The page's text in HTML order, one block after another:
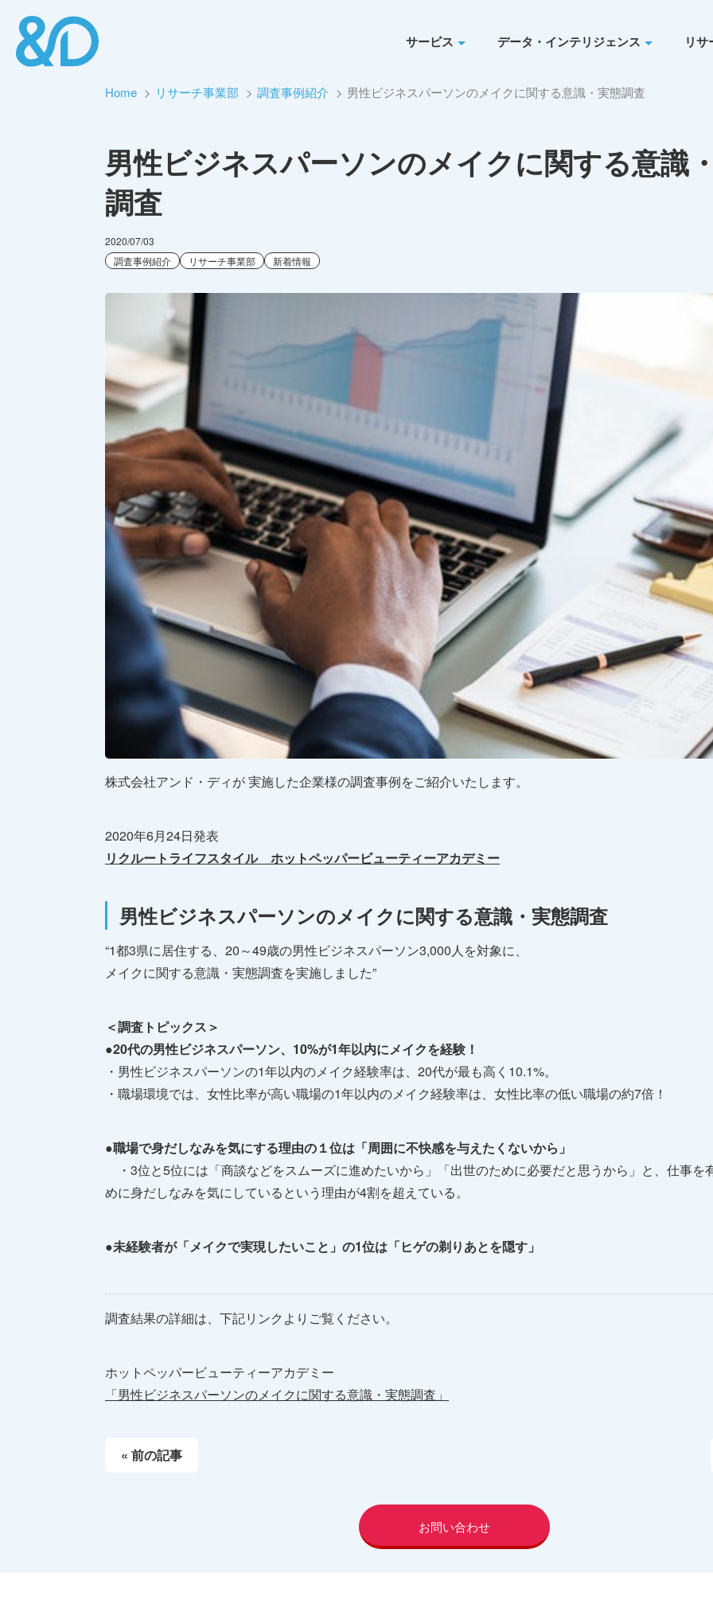
サービス データ・インテリジェンス リサ
Home リサーチ事業部 調査事例紹介 男性ビジネスパーソンのメイクに関する意識・実態調査
男性ビジネスパーソンのメイクに関する意識
調査
2020/07/03
調査事例紹介
リサーチ事業部 新着情報
株式会社アンド・ディが 実施した企業様の調査事例をご紹介いたします。
2020年6月24日発表
リクルートライフスタイル ホットペッパービューティーアカデミー
男性ビジネスパーソンのメイクに関する意識・実態調査
“1都3県に居住する、20～49歳の男性ビジネスパーソン3,000人を対象に、
メイクに関する意識・実態調査を実施しました”
＜調査トピックス＞
●20代の男性ビジネスパーソン、10%が1年以内にメイクを経験！
・男性ビジネスパーソンの1年以内のメイク経験率は、20代が最も高く10.1%。
・職場環境では、女性比率が高い職場の1年以内のメイク経験率は、女性比率の低い職場の約7倍！
●職場で身だしなみを気にする理由の１位は「周囲に不快感を与えたくないから」
・3位と5位には「商談などをスムーズに進めたいから」「出世のために必要だと思うから」と、仕事を
めに身だしなみを気にしているという理由が4割を超えている。
●未経験者が「メイクで実現したいこと」の1位は「ヒゲの剃りあとを隠す」
調査結果の詳細は、下記リンクよりご覧ください。
ホットペッパービューティーアカデミー
「男性ビジネスパーソンのメイクに関する意識・実態調査」
« 前の記事
お問い合わせ